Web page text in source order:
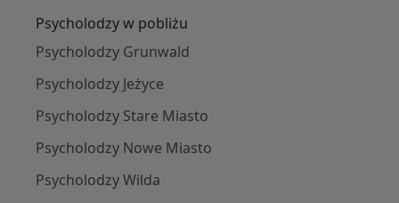
Psycholodzy w pobliżu
Psycholodzy Grunwald
Psycholodzy Jeżyce
Psycholodzy Stare Miasto
Psycholodzy Nowe Miasto
Psycholodzy Wilda